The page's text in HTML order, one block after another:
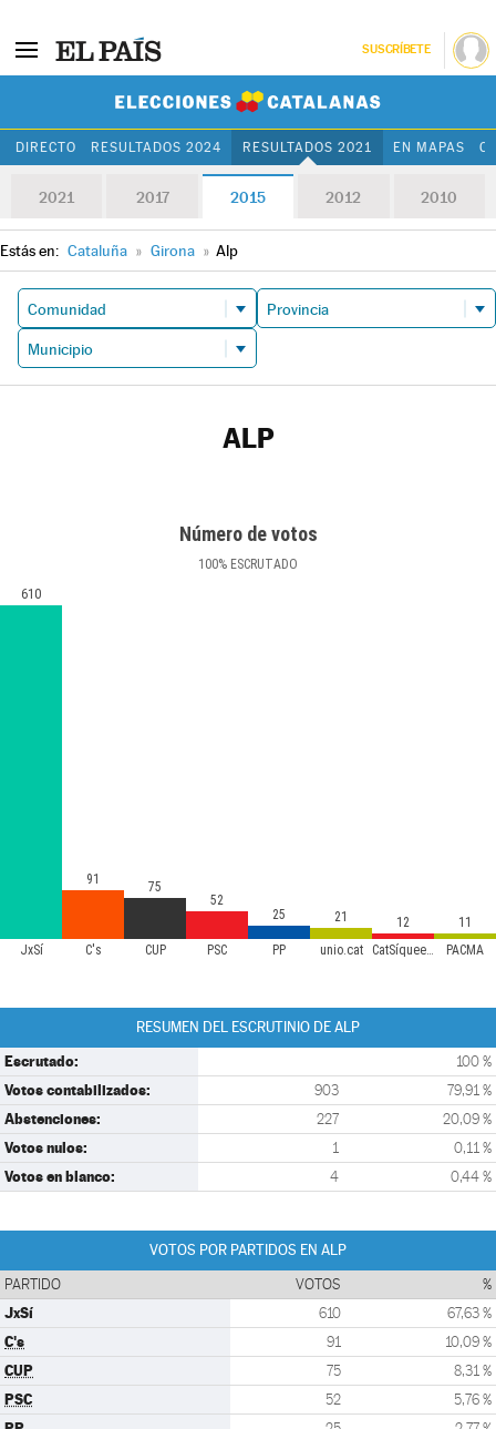
SUSCRÍBETE
DIRECTO RESULTADOS 2024 RESULTADOS 2021 EN MAPAS
2021 2017 2015 2012 2010
Estás en: Cataluña » Girona » Alp
ALP
Número de votos
100% ESCRUTADO
JxSí C's CUP PSC PP unio.cat CatSíqueesPot PACMA
610
91
75
52
25
21 12 11
RESUMEN DEL ESCRUTINIO DE ALP
Escrutado: 100 %
Votos contabilizados: 903 79,91 %
Abstenciones: 227 20,09 %
Votos nulos: 1 0,11 %
Votos en blanco: 4 0,44 %
VOTOS POR PARTIDOS EN ALP
PARTIDO VOTOS %
JxSí 610 67,63 %
C's 91 10,09 %
CUP 75 8,31 %
PSC 52 5,76 %